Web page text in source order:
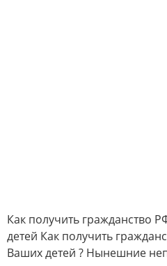
Как получить гражданство
детей Как получить
Ваших детей ? Нынешние